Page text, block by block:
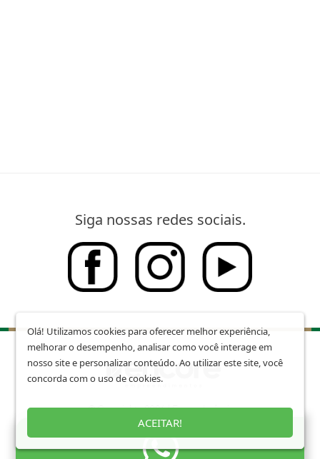
Siga nossas redes sociais.
© Copyright - 2026 | Encore Imóveis
Todos os direitos reservados
Olá! Utilizamos cookies para oferecer melhor experiência,
melhorar o desempenho, analisar como você interage em
nosso site e personalizar conteúdo. Ao utilizar este site, você
concorda com o uso de cookies.
ACEITAR!